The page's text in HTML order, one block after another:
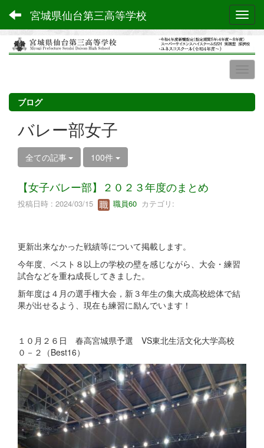
宮城県仙台第三高等学校
ブログ
バレー部女子
全ての記事 100件
【女子バレー部】２０２３年度のまとめ
投稿日時 : 2024/03/15 職員60 カテゴリ:
更新出来なかった戦績等について掲載します。
今年度、ベスト８以上の学校の壁を感じながら、大会・練習
試合などを重ね成長してきました。
新年度は４月の選手権大会，新３年生の集大成高校総体で結
果が出せるよう、現在も練習に励んでいます！
１０月２６日 春高宮城県予選 VS東北生活文化大学高校
０－２（Best16）